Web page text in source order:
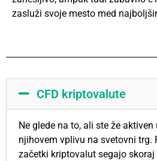
zasluži svoje mesto med
CFD kriptovalute
Ne glede na to, ali ste že
njihovem vplivu na svetovni trg.
začetki kriptovalut segajo